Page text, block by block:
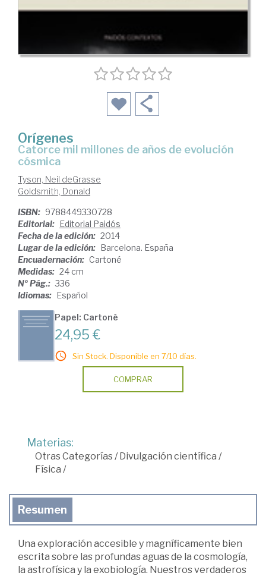
Orígenes
catorce mil millones de años de evolución
cósmica
Tyson, Neil deGrasse
Goldsmith, Donald
ISBN: 9788449330728
Editorial: Editorial Paidós
Fecha de la edición: 2014
Lugar de la edición: Barcelona. España
Encuadernación: Cartoné
Medidas: 24 cm
Nº Pág.: 336
Idiomas: Español
Papel: Cartoné
24,95 €
Sin Stock. Disponible en 7/10 días.
COMPRAR
Materias:
Otras Categorías /Divulgación científica /
Física /
Resumen
Una exploración accesible y magníficamente bien
escrita sobre las profundas aguas de la cosmología,
la astrofísica y la exobiología. Nuestros verdaderos